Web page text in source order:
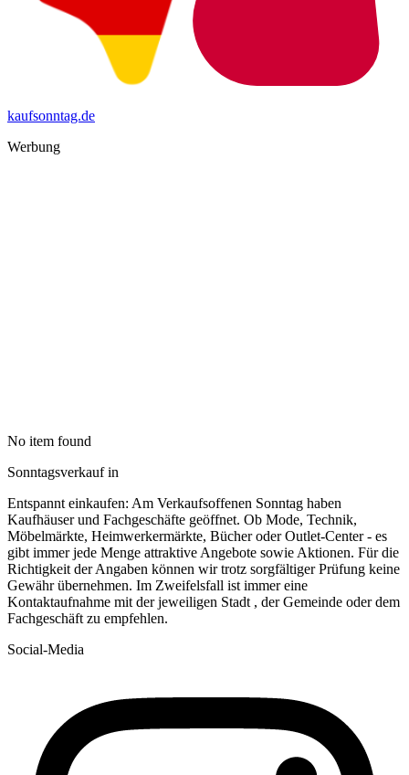
kaufsonntag.de
Werbung
No item found
Sonntagsverkauf in
Entspannt einkaufen: Am Verkaufsoffenen Sonntag haben
Kaufhäuser und Fachgeschäfte geöffnet. Ob Mode, Technik,
Möbelmärkte, Heimwerkermärkte, Bücher oder Outlet-Center - es
gibt immer jede Menge attraktive Angebote sowie Aktionen. Für die
Richtigkeit der Angaben können wir trotz sorgfältiger Prüfung keine
Gewähr übernehmen. Im Zweifelsfall ist immer eine
Kontaktaufnahme mit der jeweiligen Stadt , der Gemeinde oder dem
Fachgeschäft zu empfehlen.
Social-Media